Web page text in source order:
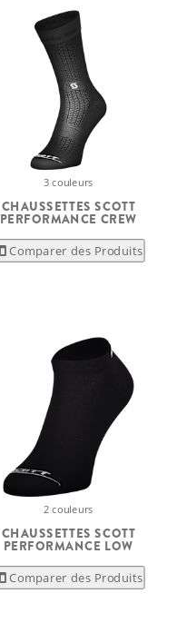
3 couleurs
CHAUSSETTES SCOTT
PERFORMANCE CREW
Comparer des Produits
2 couleurs
CHAUSSETTES SCOTT
PERFORMANCE LOW
Comparer des Produits